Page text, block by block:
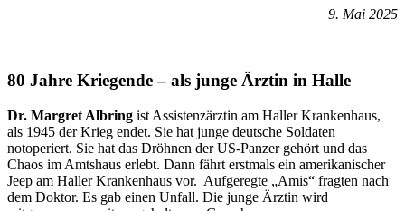
9. Mai 2025
80 Jahre Kriegende – als junge Ärztin in Halle
Dr. Margret Albring ist Assistenzärztin am Haller Krankenhaus,
als 1945 der Krieg endet. Sie hat junge deutsche Soldaten
notoperiert. Sie hat das Dröhnen der US-Panzer gehört und das
Chaos im Amtshaus erlebt. Dann fährt erstmals ein amerikanischer
Jeep am Haller Krankenhaus vor. Aufgeregte „Amis“ fragten nach
dem Doktor. Es gab einen Unfall. Die junge Ärztin wird